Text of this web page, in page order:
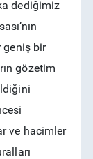
dediğimiz
geniş bir
gözetim
ve hacimler